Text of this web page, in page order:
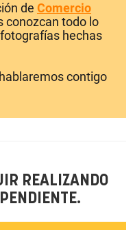
de Comercio
conozcan todo lo
hechas
contigo
REALIZANDO